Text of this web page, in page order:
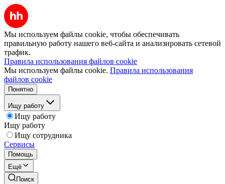
Мы используем файлы cookie, чтобы обеспечивать
правильную работу нашего веб-сайта и анализировать сетевой
трафик.
Правила использования файлов cookie
Мы используем файлы cookie. Правила использования
файлов cookie
Понятно
Ищу работу
Ищу работу
Ищу работу
Ищу сотрудника
Сервисы
Помощь
Ещё
Поиск